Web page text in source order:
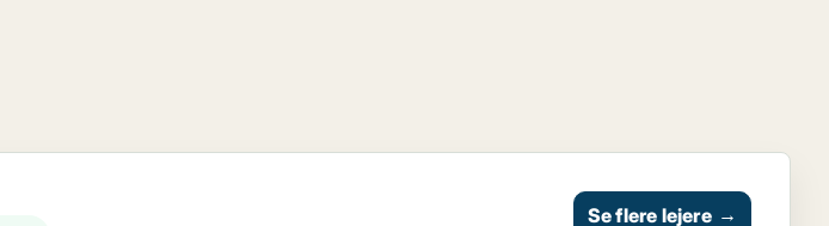
Se flere lejere →